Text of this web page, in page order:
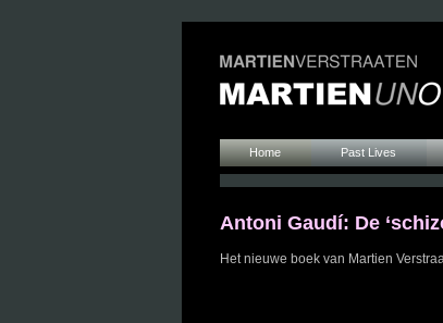
Home Past Lives
Antoni Gaudí: De
Het nieuwe boek van Martien